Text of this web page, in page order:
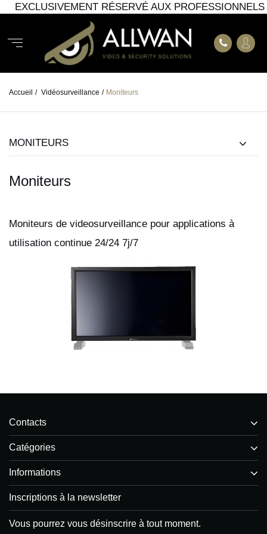
EXCLUSIVEMENT RÉSERVÉ AUX PROFESSIONNELS
Accueil / Vidéosurveillance / Moniteurs
MONITEURS
Moniteurs
Moniteurs de videosurveillance pour applications à
utilisation continue 24/24 7j/7
Contacts
Catégories
Informations
Inscriptions à la newsletter
Vous pourrez vous désinscrire à tout moment.